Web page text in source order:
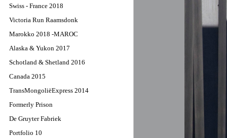
Swiss - France 2018
Victoria Run Raamsdonk
Marokko 2018 -MAROC
Alaska & Yukon 2017
Schotland & Shetland 2016
Canada 2015
TransMongoliëExpress 2014
Formerly Prison
De Gruyter Fabriek
Portfolio 10